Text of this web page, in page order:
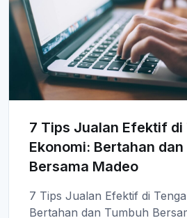
7 Tips Jualan Efektif di
Ekonomi: Bertahan
Bersama Madeo
7 Tips Jualan Efektif di
Bertahan dan Tumbuh